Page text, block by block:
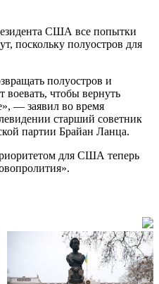
США все попытки
поскольку полуостров для
полуостров и
воевать, чтобы вернуть
— заявил во время
старший советник
партии Брайан Ланца.
для США теперь